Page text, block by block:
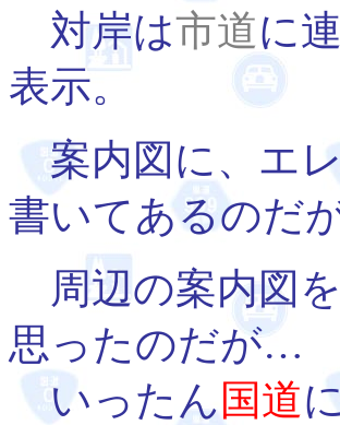
対岸は市道に
表示。
案内図に、エレ
書いてあるのだ
周辺の案内図
思ったのだが…
いったん国道